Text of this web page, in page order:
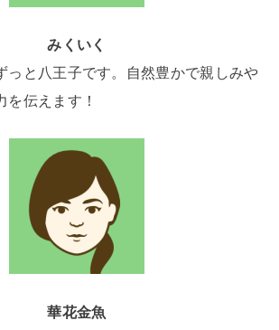
みくいく
っと八王子です。自然豊かで親しみや
を伝えます！
華花金魚